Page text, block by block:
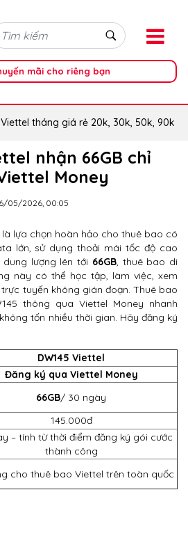
mãi cho riêng bạn
tháng giá rẻ 20k, 30k, 50k, 90k
nhận 66GB chỉ
Money
05/2026, 00:05
là lựa chọn hoàn hảo cho thuê bao có
lớn, sử dụng thoải mái tốc độ cao
lượng lên tới 66GB, thuê bao di
này có thể học tập, làm việc, xem
tuyến không gián đoạn. Thuê bao
thông qua Viettel Money nhanh
tốn nhiều thời gian. Hãy đăng ký
DW145 Viettel
Đăng ký qua Viettel Money
66GB/ 30 ngày
145.000đ
– tính từ thời điểm đăng ký gói cước
thành công
cho thuê bao Viettel trên toàn quốc